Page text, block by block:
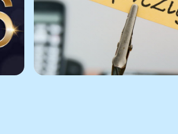
Lees het nieuwsbericht